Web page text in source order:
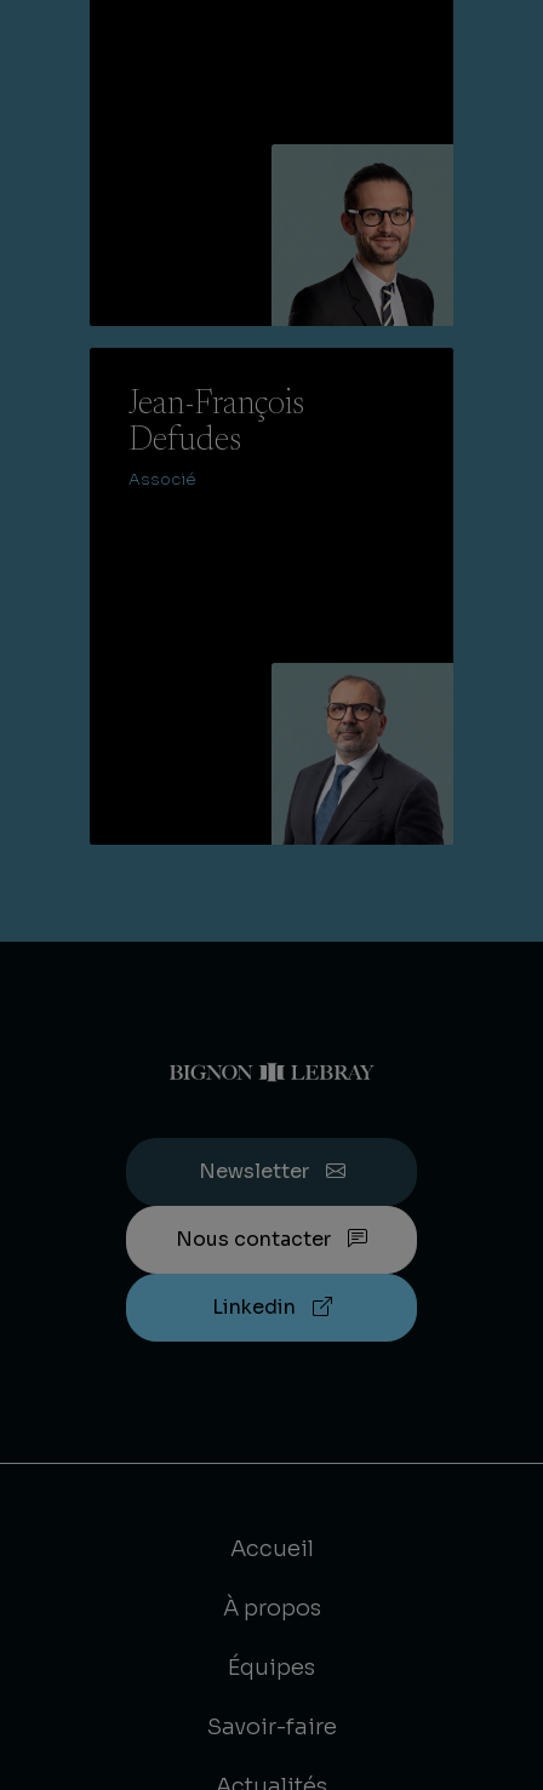
Jean-François
Defudes
Associé
Newsletter
Nous contacter
Linkedin
Accueil
À propos
Équipes
Savoir-faire